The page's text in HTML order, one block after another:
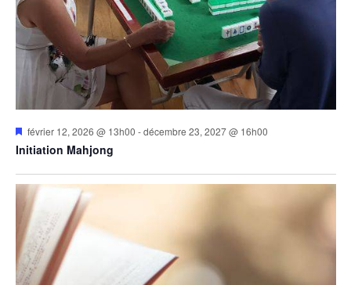
Mis
avant
février 12, 2026 @ 13h00 -décembre 23, 2027 @ 16h00
Initiation Mahjong